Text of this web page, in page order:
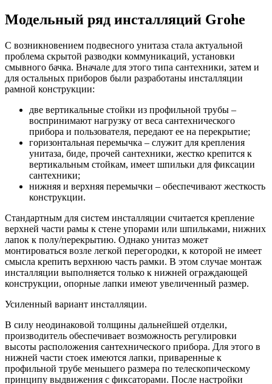
Модельный ряд инсталляций Grohe
С возникновением подвесного унитаза стала актуальной
проблема скрытой разводки коммуникаций, установки
смывного бачка. Вначале для этого типа сантехники, затем и
для остальных приборов были разработаны инсталляции
рамной конструкции:
две вертикальные стойки из профильной трубы –
воспринимают нагрузку от веса сантехнического
прибора и пользователя, передают ее на перекрытие;
горизонтальная перемычка – служит для крепления
унитаза, биде, прочей сантехники, жестко крепится к
вертикальным стойкам, имеет шпильки для фиксации
сантехники;
нижняя и верхняя перемычки – обеспечивают жесткость
конструкции.
Стандартным для систем инсталляции считается крепление
верхней части рамы к стене упорами или шпильками, нижних
лапок к полу/перекрытию. Однако унитаз может
монтироваться возле легкой перегородки, к которой не имеет
смысла крепить верхнюю часть рамки. В этом случае монтаж
инсталляции выполняется только к нижней ограждающей
конструкции, опорные лапки имеют увеличенный размер.
Усиленный вариант инсталляции.
В силу неодинаковой толщины дальнейшей отделки,
производитель обеспечивает возможность регулировки
высоты расположения сантехнического прибора. Для этого в
нижней части стоек имеются лапки, приваренные к
профильной трубе меньшего размера по телескопическому
принципу выдвижения с фиксаторами. После настройки